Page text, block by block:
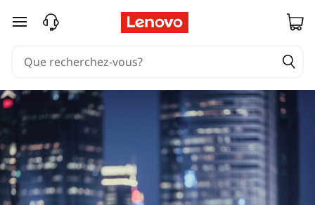
passer au contenu principal